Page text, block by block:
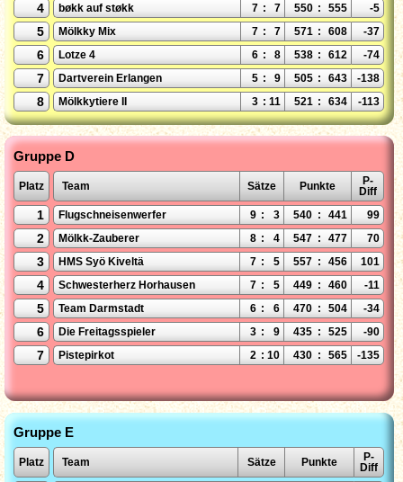
4 bøkk auf støkk 7 : 7 550 : 555 -5
5 Mölkky Mix 7 : 7 571 : 608 -37
6 Lotze 4 6 : 8 538 : 612 -74
7 Dartverein Erlangen 5 : 9 505 : 643 -138
8 Mölkkytiere II 3 : 11 521 : 634 -113
Gruppe D
Platz Team Sätze Punkte
P-
Diff
1 Flugschneisenwerfer 9 : 3 540 : 441 99
2 Mölkk-Zauberer 8 : 4 547 : 477 70
3 HMS Syö Kiveltä 7 : 5 557 : 456 101
4 Schwesterherz Horhausen 7 : 5 449 : 460 -11
5 Team Darmstadt 6 : 6 470 : 504 -34
6 Die Freitagsspieler 3 : 9 435 : 525 -90
7 Pistepirkot 2 : 10 430 : 565 -135
Gruppe E
Platz Team Sätze Punkte
P-
Diff